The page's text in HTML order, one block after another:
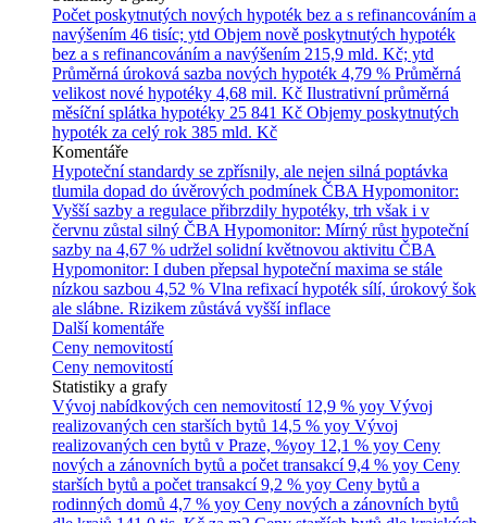
Počet poskytnutých nových hypoték bez a s refinancováním a
navýšením 46 tisíc; ytd Objem nově poskytnutých hypoték
bez a s refinancováním a navýšením 215,9 mld. Kč; ytd
Průměrná úroková sazba nových hypoték 4,79 % Průměrná
velikost nové hypotéky 4,68 mil. Kč Ilustrativní průměrná
měsíční splátka hypotéky 25 841 Kč Objemy poskytnutých
hypoték za celý rok 385 mld. Kč
Komentáře
Hypoteční standardy se zpřísnily, ale nejen silná poptávka
tlumila dopad do úvěrových podmínek ČBA Hypomonitor:
Vyšší sazby a regulace přibrzdily hypotéky, trh však i v
červnu zůstal silný ČBA Hypomonitor: Mírný růst hypoteční
sazby na 4,67 % udržel solidní květnovou aktivitu ČBA
Hypomonitor: I duben přepsal hypoteční maxima se stále
nízkou sazbou 4,52 % Vlna refixací hypoték sílí, úrokový šok
ale slábne. Rizikem zůstává vyšší inflace
Další komentáře
Ceny nemovitostí
Ceny nemovitostí
Statistiky a grafy
Vývoj nabídkových cen nemovitostí 12,9 % yoy Vývoj
realizovaných cen starších bytů 14,5 % yoy Vývoj
realizovaných cen bytů v Praze, %yoy 12,1 % yoy Ceny
nových a zánovních bytů a počet transakcí 9,4 % yoy Ceny
starších bytů a počet transakcí 9,2 % yoy Ceny bytů a
rodinných domů 4,7 % yoy Ceny nových a zánovních bytů